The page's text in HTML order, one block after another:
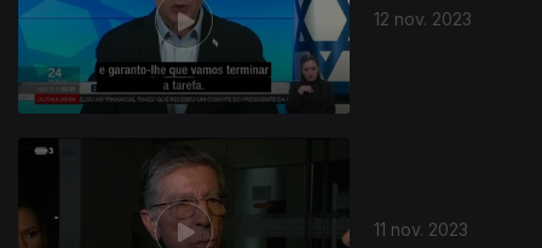
12 nov. 2023
11 nov. 2023